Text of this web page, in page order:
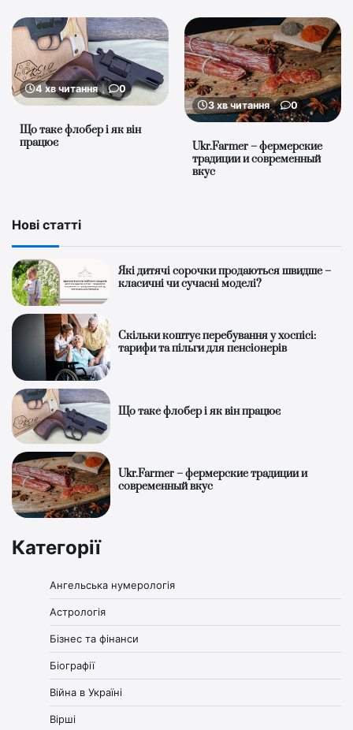
4 хв читання 0
Що таке флобер і як він
працює
3 хв читання 0
Ukr.Farmer – фермерские
традиции и современный
вкус
Нові статті
Які дитячі сорочки продаються швидше –
класичні чи сучасні моделі?
Скільки коштує перебування у хоспісі:
тарифи та пільги для пенсіонерів
Що таке флобер і як він працює
Ukr.Farmer – фермерские традиции и
современный вкус
Категорії
Ангельська нумерологія
Астрологія
Бізнес та фінанси
Біографії
Війна в Україні
Вірші